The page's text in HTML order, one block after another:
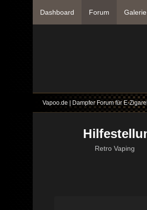
Dashboard Forum Galerie
Vapoo.de | Dampfer Forum für E-
Retro Vaping